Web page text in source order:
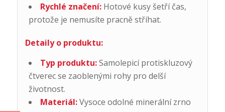
Rychlé značení:Hotové kusy šetří čas,
protože je nemusíte pracně stříhat.
Detaily o produktu:
Typ produktu:Samolepicí protiskluzový
čtverec se zaoblenými rohy pro delší
životnost.
Materiál:Vysoce odolné minerální zrno